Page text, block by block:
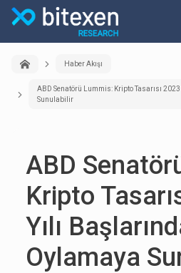
Haber Akışı
ABD Senatörü Lummis: Kripto Tasarısı
Sunulabilir
ABD
Kripto
Yılı
Oylamaya